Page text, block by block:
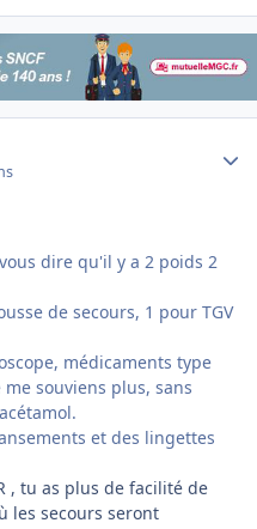
dire qu'il y a 2 poids 2
de secours, 1 pour TGV
médicaments type
souviens plus, sans
et des lingettes
, tu as plus de facilité de
les secours seront